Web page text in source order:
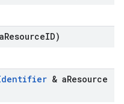
ResourceID)
& aResource